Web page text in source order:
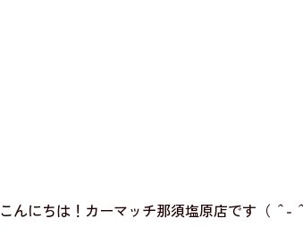
こんにちは！カーマッチ那須塩原店です（ ＾-＾